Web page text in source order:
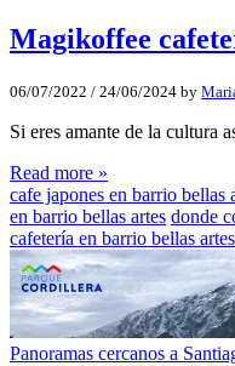
Magikoffee
06/07/2022 / 24/06/2024 by
Si eres amante de la cultura
Read more »
cafe japones en barrio bellas
en barrio bellas artes donde
cafetería en barrio bellas artes
Panoramas cercanos a